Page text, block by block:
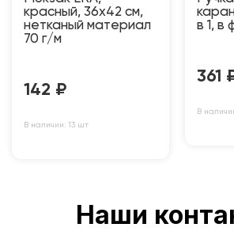
красный, 36х42 см,
нетканый материал
70 г/м
142 ₽
В наличии: 13 шт
в 1, в
361
В
Наши